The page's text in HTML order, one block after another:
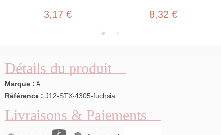
3,17 € 8,32 €
Détails du produit
Marque : A
Référence : J12-STX-4305-fuchsia
Livraisons & Paiements